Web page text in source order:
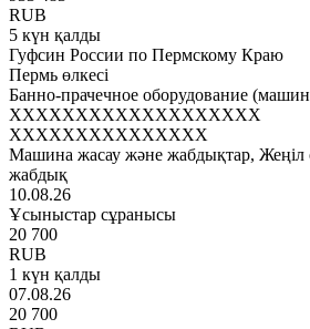
RUB
5 күн қалды
Гуфсин России по Пермскому Краю
Пермь өлкесі
Банно-прачечное оборудование
XXXXXXXXXXXXXXXXXXX
XXXXXXXXXXXXXXX
Машина жасау және жабдықтар, Жеңіл
жабдық
10.08.26
Ұсыныстар сұранысы
20 700
RUB
1 күн қалды
07.08.26
20 700